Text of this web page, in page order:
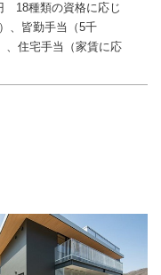
18種類の資格に応じ
、皆勤手当（5千
、住宅手当（家賃に応